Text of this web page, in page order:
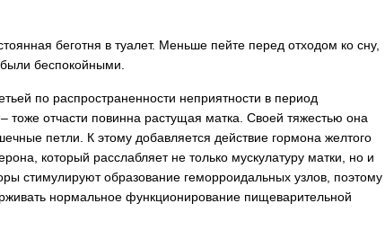
беготня в туалет. Меньше пейте перед отходом ко сну,
беспокойными.
по распространенности неприятности в период
тоже отчасти повинна растущая матка. Своей тяжестью она
петли. К этому добавляется действие гормона желтого
который расслабляет не только мускулатуру матки, но и
стимулируют образование геморроидальных узлов, поэтому
нормальное функционирование пищеварительной